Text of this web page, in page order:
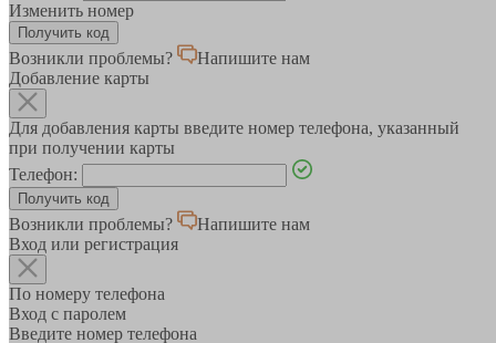
Изменить номер
Возникли проблемы?
Напишите нам
Добавление карты
Для добавления карты введите номер телефона, указанный
при получении карты
Телефон:
Возникли проблемы?
Напишите нам
Вход или регистрация
По номеру телефона
Вход с паролем
Введите номер телефона